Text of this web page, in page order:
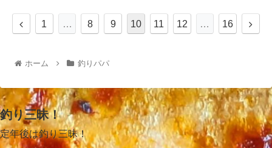
1 … 8 9 10 11 12 … 16
ホーム 釣りパパ
釣り三昧！
定年後は釣り三昧！